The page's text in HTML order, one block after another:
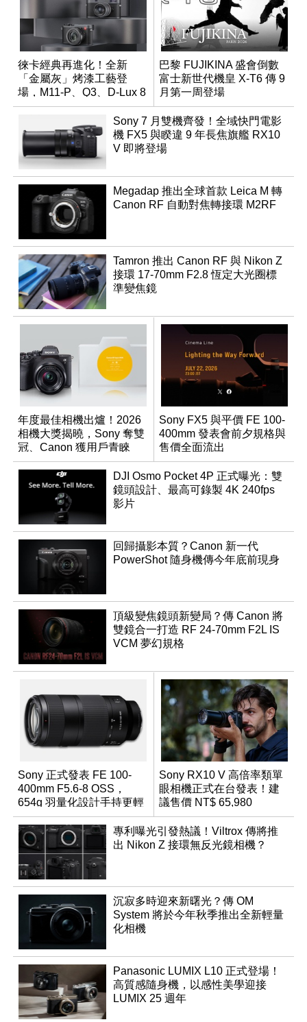
徠卡經典再進化！全新
「金屬灰」烤漆工藝登
場，M11-P、Q3、D-Lux 8
領銜換裝
巴黎 FUJIKINA 盛會倒數
富士新世代機皇 X-T6 傳 9
月第一周登場
Sony 7 月雙機齊發！全域快門電影
機 FX5 與睽違 9 年長焦旗艦 RX10
V 即將登場
Megadap 推出全球首款 Leica M 轉
Canon RF 自動對焦轉接環 M2RF
Tamron 推出 Canon RF 與 Nikon Z
接環 17-70mm F2.8 恆定大光圈標
準變焦鏡
年度最佳相機出爐！2026
相機大獎揭曉，Sony 奪雙
冠、Canon 獲用戶青睞
Sony FX5 與平價 FE 100-
400mm 發表會前夕規格與
售價全面流出
DJI Osmo Pocket 4P 正式曝光：雙
鏡頭設計、最高可錄製 4K 240fps
影片
回歸攝影本質？Canon 新一代
PowerShot 隨身機傳今年底前現身
頂級變焦鏡頭新變局？傳 Canon 將
雙鏡合一打造 RF 24-70mm F2L IS
VCM 夢幻規格
Sony 正式發表 FE 100-
400mm F5.6-8 OSS，
654g 羽量化設計手持更輕
鬆
Sony RX10 V 高倍率類單
眼相機正式在台發表！建
議售價 NT$ 65,980
專利曝光引發熱議！Viltrox 傳將推
出 Nikon Z 接環無反光鏡相機？
沉寂多時迎來新曙光？傳 OM
System 將於今年秋季推出全新輕量
化相機
Panasonic LUMIX L10 正式登場！
高質感隨身機，以感性美學迎接
LUMIX 25 週年